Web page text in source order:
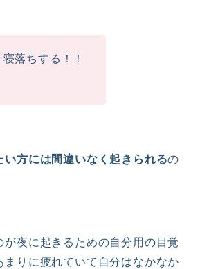
寝落ちする！！
い方には間違いなく起きられるの
が夜に起きるための自分用の目覚
まりに疲れていて自分はなかなか